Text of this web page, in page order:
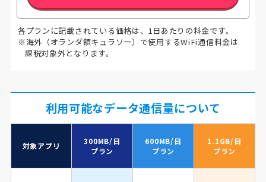
各プランに記載されている価格は、1日あたりの料金です。
※海外（オランダ領キュラソー）で使用するWiFi通信料金は
課税対象外となります。
利用可能なデータ通信量について
対象アプリ
300MB/日
プラン
600MB/日
プラン
1.1GB/日
プラン